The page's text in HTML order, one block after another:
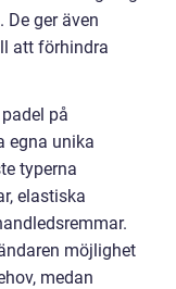
ger även
att förhindra
på
egna unika
typerna
elastiska
möjlighet
medan